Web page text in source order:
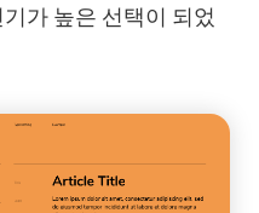
가 높은 선택이 되었